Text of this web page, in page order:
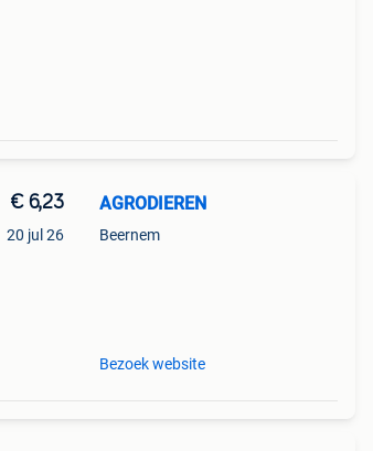
€ 6,23
20 jul 26
AGRODIEREN
Beernem
Bezoek website